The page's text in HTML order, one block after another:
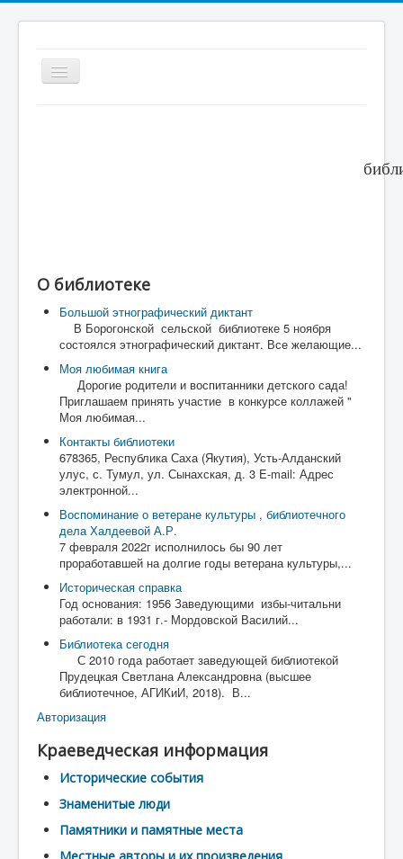
Включить/
выключить
О библиотеке
Большой этнографический диктант
В Борогонской сельской библиотеке 5 ноября
состоялся этнографический диктант. Все желающие...
Моя любимая книга
Дорогие родители и воспитанники детского сада!
Приглашаем принять участие в конкурсе коллажей "
Моя любимая...
Контакты библиотеки
678365, Республика Саха (Якутия), Усть-Алданский
улус, с. Тумул, ул. Сынахская, д. 3 E-mail: Адрес
электронной...
Воспоминание о ветеране культуры , библиотечного
дела Халдеевой А.Р.
7 февраля 2022г исполнилось бы 90 лет
проработавшей на долгие годы ветерана культуры,...
Историческая справка
Год основания: 1956 Заведующими избы-читальни
работали: в 1931 г.- Мордовской Василий...
Библиотека сегодня
С 2010 года работает заведующей библиотекой
Прудецкая Светлана Александровна (высшее
библиотечное, АГИКиИ, 2018). В...
Авторизация
Краеведческая информация
Исторические события
Знаменитые люди
Памятники и памятные места